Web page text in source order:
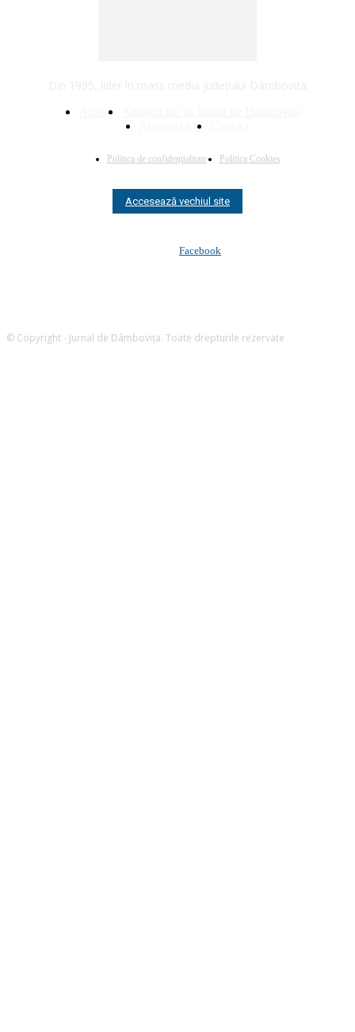
Arhivă
Abonează-te
Politica de confidenţialitate Politica Cookies
Accesează vechiul site
Facebook
© Copyright - Jurnal de Dâmboviţa. Toate drepturile rezervate